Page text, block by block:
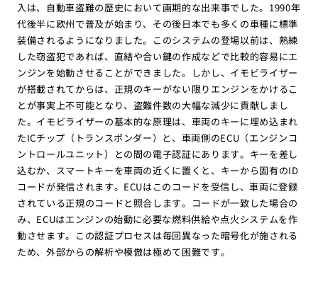
入は、自動車盗難の歴史において画期的な出来事でした。1990年
代後半に欧州で普及が始まり、その後日本でも多くの車種に標準
装備されるようになりました。このシステムの登場以前は、熟練
した窃盗犯であれば、直結や合い鍵の作成などで比較的容易にエ
ンジンを始動させることができました。しかし、イモビライザー
が搭載されてからは、正規のキーがない限りエンジンをかけるこ
とが事実上不可能となり、盗難件数の大幅な減少に貢献しまし
た。イモビライザーの基本的な原理は、車両のキーに埋め込まれ
たICチップ（トランスポンダー）と、車両側のECU（エンジンコ
ントロールユニット）との間の電子認証にあります。キーを差し
込むか、スマートキーを車両の近くに置くと、キーから固有のID
コードが発信されます。ECUはこのコードを受信し、車両に登録
されている正規のコードと照合します。コードが一致した場合の
み、ECUはエンジンの始動に必要な燃料供給や点火システムを作
動させます。この認証プロセスは毎回異なった暗号化が施される
ため、外部からの解析や模倣は極めて困難です。